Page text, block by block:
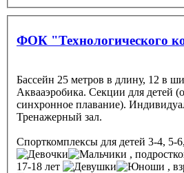
ФОК "Технологического
Бассейн 25 метров в длину, 12 в
Аквааэробика. Секции для детей
синхронное плавание).
Тренажерный зал.
Спорткомплексы для детей 3-4, 5-
,
17-18 лет
,